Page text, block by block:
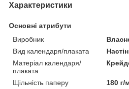
Характеристики
Основні атрибути
Виробник
Вид календаря/плаката
Матеріал календаря/
плаката
Щільність паперу
180 г/